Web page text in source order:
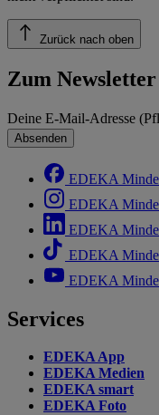
Zurück nach oben
Zum
Deine E-Mail-Adresse
Absenden
EDEKA
EDEKA
EDEKA
EDEKA
EDEKA
Services
EDEKA App
EDEKA Medien
EDEKA smart
EDEKA Foto